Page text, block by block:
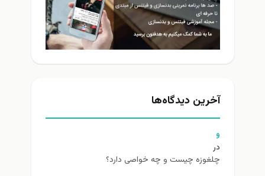
آخرین دیدگاه‌ها
و
در
چلغوزه چیست و چه خواصی دارد؟